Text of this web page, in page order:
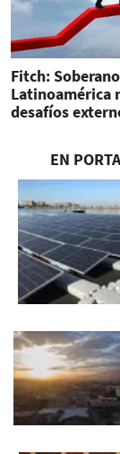
Fitch:
Latinoamérica
desafíos
EN